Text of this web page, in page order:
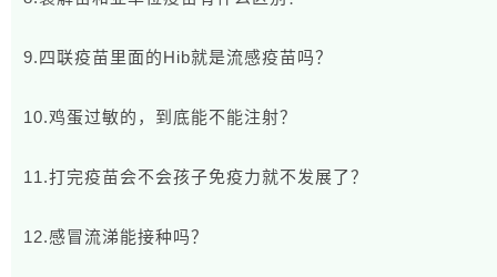
9.四联疫苗里面的Hib就是流感疫苗吗？
10.鸡蛋过敏的，到底能不能注射？
11.打完疫苗会不会孩子免疫力就不发展了？
12.感冒流涕能接种吗？